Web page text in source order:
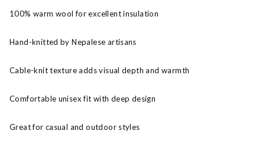
100% warm wool for excellent insulation
Hand-knitted by Nepalese artisans
Cable-knit texture adds visual depth and warmth
Comfortable unisex fit with deep design
Great for casual and outdoor styles